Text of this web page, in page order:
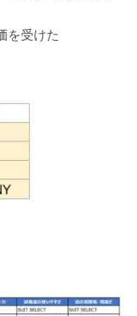
を受けた